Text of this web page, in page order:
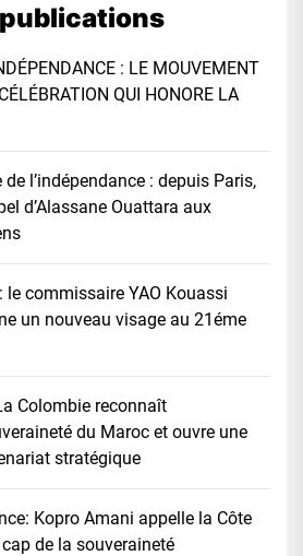
: LE MOUVEMENT
QUI HONORE LA
l’indépendance : depuis Paris,
d’Alassane Ouattara aux
le commissaire YAO Kouassi
un nouveau visage au 21éme
Colombie reconnaît
du Maroc et ouvre une
stratégique
Kopro Amani appelle la Côte
de la souveraineté